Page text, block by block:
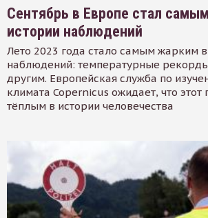
Сентябрь в Европе стал
истории наблюдений
Лето 2023 года стало самым жарким
наблюдений: температурные
другим. Европейская служба по
климата Copernicus ожидает, что этот
тёплым в истории человечества